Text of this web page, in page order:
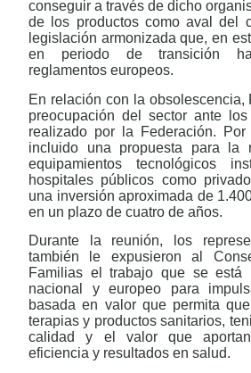
conseguir a través de dicho
de los productos como aval del
legislación armonizada que, en
en periodo de transición
reglamentos europeos.
En relación con la obsolescencia,
preocupación del sector ante
realizado por la Federación.
incluido una propuesta para la
equipamientos tecnológicos
hospitales públicos como
una inversión aproximada de
en un plazo de cuatro de años.
Durante la reunión, los
también le expusieron al
Familias el trabajo que se está
nacional y europeo para
basada en valor que permita
terapias y productos sanitarios,
calidad y el valor que
eficiencia y resultados en salud.